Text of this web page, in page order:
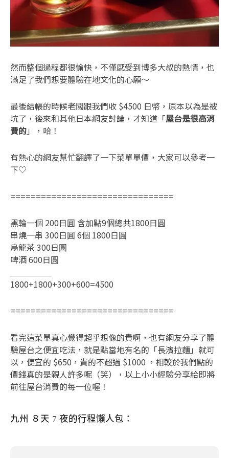
然而整個過程都很愉快，不僅感受到博多大叔的熱情，也
滿足了我們想要體驗在地文化的心願～
最後結帳的時候老闆跟我們收 $4500 日幣，原本以為是被
坑了，後來和其他日本網友討論，才知道「屋台是很高消
費的」，哈！
有熱心的網友幫忙翻譯了一下菜單單價，大家可以參考一
下♡
================================
黑輪一個 200日圓 含加點9個總共1800日圓
串燒一串 300日圓 6個 1800日圓
烏龍茶 300日圓
啤酒 600日圓
1800+1800+300+600=4500
================================
看完這菜單真心覺得超乎想像的貴啊，也有網友分享了體
驗屋台之便宜吃法，就是點當地有名的「長濱拉麵」就可
以，便宜的 $650，貴的不超過 $1000 ，相較於我們點的
價錢真的是親人許多呢（笑），以上小小經驗分享給即將
前往屋台消費的每一位喔！
九州 ８天 7 夜的行程懶人包：